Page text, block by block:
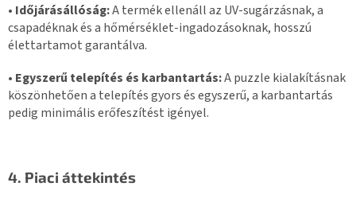
• Időjárásállóság:A termék ellenáll az UV-sugárzásnak, a
csapadéknak és a hőmérséklet-ingadozásoknak, hosszú
élettartamot garantálva.
• Egyszerű telepítés és karbantartás:A puzzle kialakításnak
köszönhetően a telepítés gyors és egyszerű, a karbantartás
pedig minimális erőfeszítést igényel.
4. Piaci áttekintés